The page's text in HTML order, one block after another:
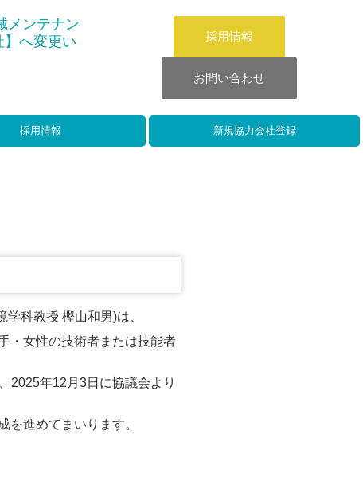
メンテナン
】へ変更い
採用情報
お問い合わせ
採用情報 新規協力会社登録
科教授 樫山和男)は、
・女性の技術者または技能者
2025年12月3日に協議会より
進めてまいります。